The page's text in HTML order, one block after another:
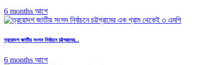
6 months আগে
ত্রয়োদশ জাতীয় সংসদ নির্বাচনে চট্টগ্রামের...
6 months আগে